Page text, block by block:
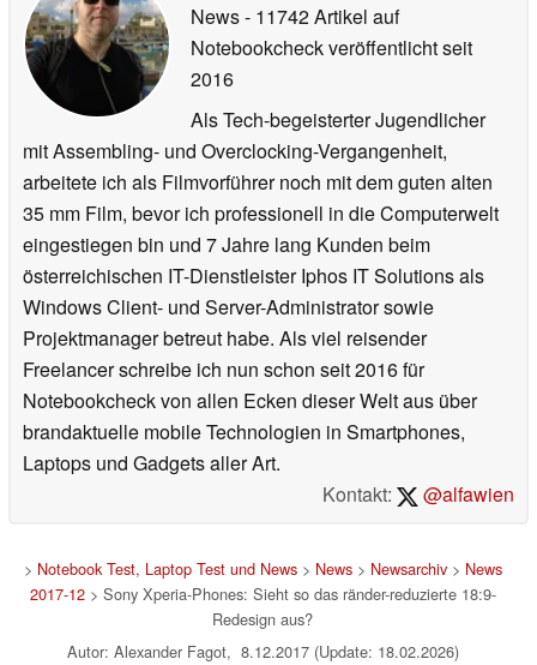
News- 11742 Artikel auf
Notebookcheck veröffentlichtseit
2016
Als Tech-begeisterter Jugendlicher
mit Assembling- und Overclocking-Vergangenheit,
arbeitete ich als Filmvorführer noch mit dem guten alten
35 mm Film, bevor ich professionell in die Computerwelt
eingestiegen bin und 7 Jahre lang Kunden beim
österreichischen IT-Dienstleister Iphos IT Solutions als
Windows Client- und Server-Administrator sowie
Projektmanager betreut habe. Als viel reisender
Freelancer schreibe ich nun schon seit 2016 für
Notebookcheck von allen Ecken dieser Welt aus über
brandaktuelle mobile Technologien in Smartphones,
Laptops und Gadgets aller Art.
Kontakt:
@alfawien
> Notebook Test, Laptop Test und News> News> Newsarchiv> News
2017-12> Sony Xperia-Phones: Sieht so das ränder-reduzierte 18:9-
Redesign aus?
Autor: Alexander Fagot, 8.12.2017 (Update: 18.02.2026)